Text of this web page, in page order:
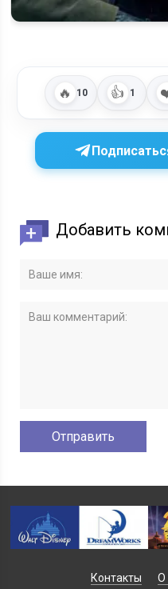
🔥 10 👍 1
Добавить
Контакты О